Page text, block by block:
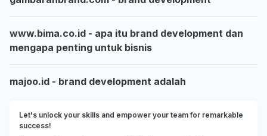
www.bima.co.id - apa itu brand development dan
mengapa penting untuk bisnis
majoo.id - brand development adalah
Let's unlock your skills and empower your team for remarkable
success!